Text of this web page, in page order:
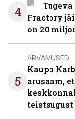
4
Fractory
on 20
5
ARVAMUSED
Kaupo
arusaam,